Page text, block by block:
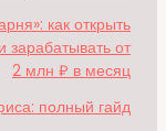
как открыть
от
2 млн ₽ в месяц
полный гайд